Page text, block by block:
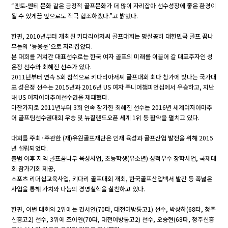
“멘토-멘티 문화 같은 긍정적 골프문화가 더 많이 자리잡아 선수성장에 좋은 환경이
될 수 있게끔 앞으로도 적극 협조하겠다.”고 밝혔다.
한편, 2010년부터 개최된 키다리아저씨 골프대회는 명실공히 대한민국 골프 꿈나
무들의 ‘등용문’으로 자리잡았다.
본 대회를 거쳐간 대표선수로는 한국 여자 골프의 미래를 이끌어 갈 대표주자인 성
은정 선수와 최혜진 선수가 있다.
2011년부터 연속 5회 참석으로 키다리아저씨 골프대회 최다 참가에 빛나는 국가대
표 성은정 선수는 2015년과 2016년 US 여자 주니어챔피언십에서 우승하고, 지난
해 US 여자아마추어선수권을 제패했다.
마찬가지로 2011년부터 3회 연속 참가한 최혜진 선수는 2016년 세계여자아마추
어 골프팀선수권대회 우승 및 뉴질랜드오픈 세계 1위 등 활약을 펼치고 있다.
대회를 주최·주관한 (재)유원골프재단은 인재 육성과 골프산업 발전을 위해 2015
년 설립되었다.
출범 이후 지역 골프꿈나무 육성사업, 초등학생(유소년) 성적우수 장학사업, 국제대
회 참가기회 제공,
스포츠 리더십교육사업, 키다리 골프대회 개최, 한국골프산업백서 발간 등 폭넓은
사업을 통해 가치와 나눔의 경영철학을 실천하고 있다.
한편, 이번 대회의 2위에는 권서연(70타, 대전여방통고1) 선수, 박상하(68타, 청주
신흥고2) 선수, 3위에 조아연(70타, 대전여방통고2) 선수, 오승현(68타, 청주신흥